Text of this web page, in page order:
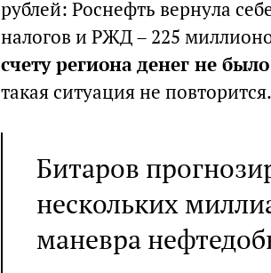
рублей: Роснефть вернула
налогов и РЖД – 225
счету региона денег не
такая ситуация не повторится.
Битаров
нескольких
маневра